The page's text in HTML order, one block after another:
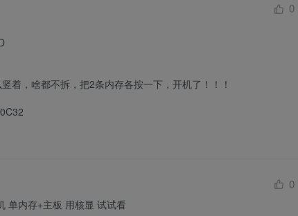
0
着，啥都不拆，把2条内存各按一下，开机了！！！
0
单内存+主板 用核显 试试看